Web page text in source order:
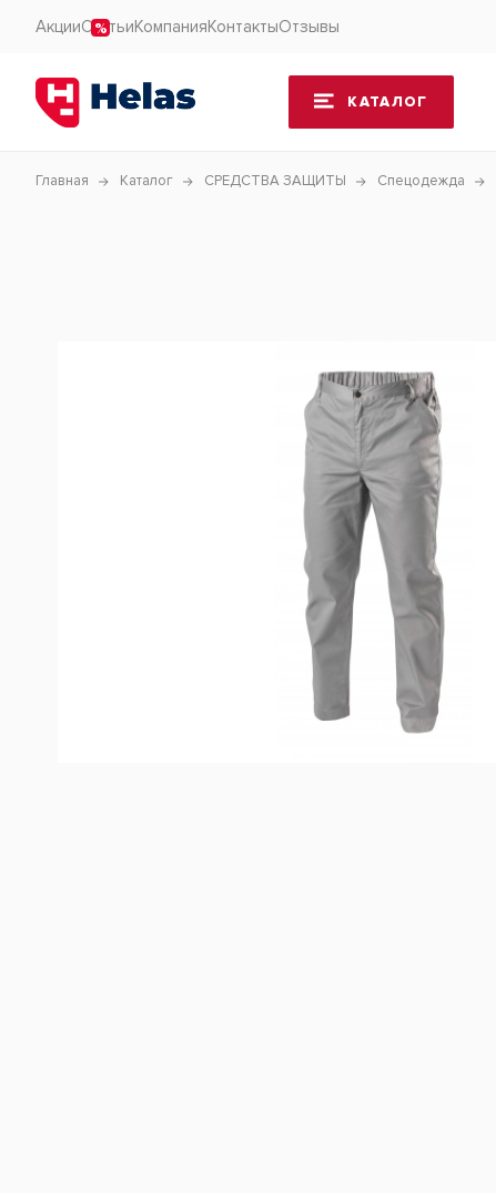
АкцииСтатьиКомпанияКонтактыОтзывы
КАТАЛОГ
Главная Каталог СРЕДСТВА ЗАЩИТЫ Спецодежда